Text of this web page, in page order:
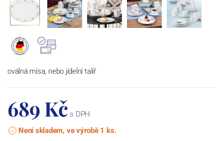
oválná mísa, nebo jídelní talíř
689 Kč s DPH
Není skladem, ve výrobě 1 ks.